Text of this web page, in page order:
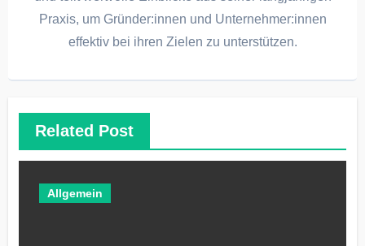
Praxis, um Gründer:innen und Unternehmer:innen
effektiv bei ihren Zielen zu unterstützen.
Related Post
Allgemein